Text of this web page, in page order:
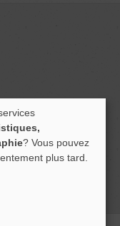
? Vous pouvez
plus tard.